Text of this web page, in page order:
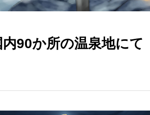
90か所の温泉地にて